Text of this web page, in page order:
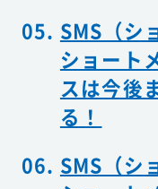
SMS（シ
ショート
スは今後
る！
SMS（シ